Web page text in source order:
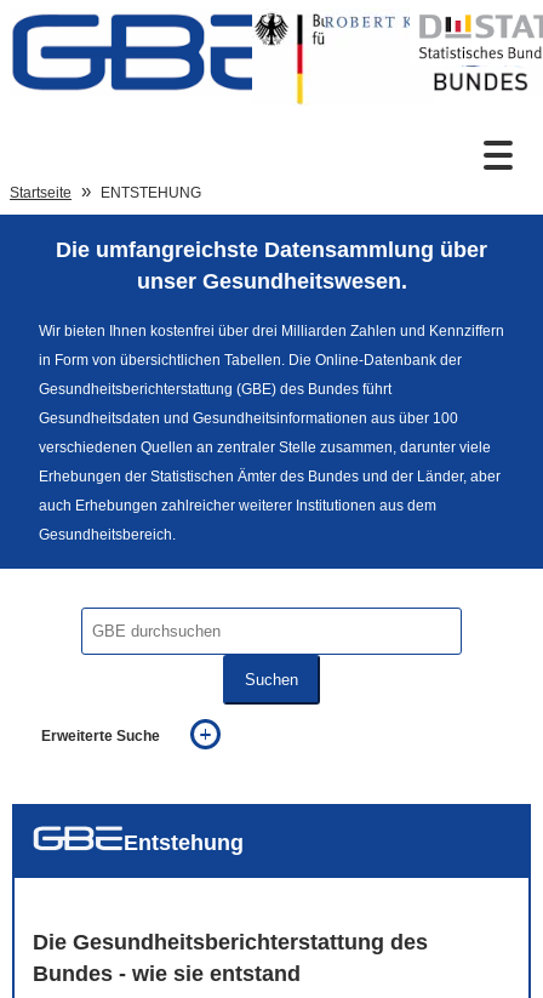
Zum Inhalt
Sprachumschaltung
Fußzeile
Startseite ENTSTEHUNG
Die umfangreichste Datensammlung über
unser Gesundheitswesen.
Wir bieten Ihnen kostenfrei über drei Milliarden Zahlen und Kennziffern
in Form von übersichtlichen Tabellen. Die Online-Datenbank der
Gesundheitsberichterstattung (GBE) des Bundes führt
Gesundheitsdaten und Gesundheitsinformationen aus über 100
verschiedenen Quellen an zentraler Stelle zusammen, darunter viele
Erhebungen der Statistischen Ämter des Bundes und der Länder, aber
auch Erhebungen zahlreicher weiterer Institutionen aus dem
Gesundheitsbereich.
Suchen
Erweiterte Suche
auch in allen Texten suchen (Volltextsuche)
Entstehung
Die Gesundheitsberichterstattung des
Bundes - wie sie entstand